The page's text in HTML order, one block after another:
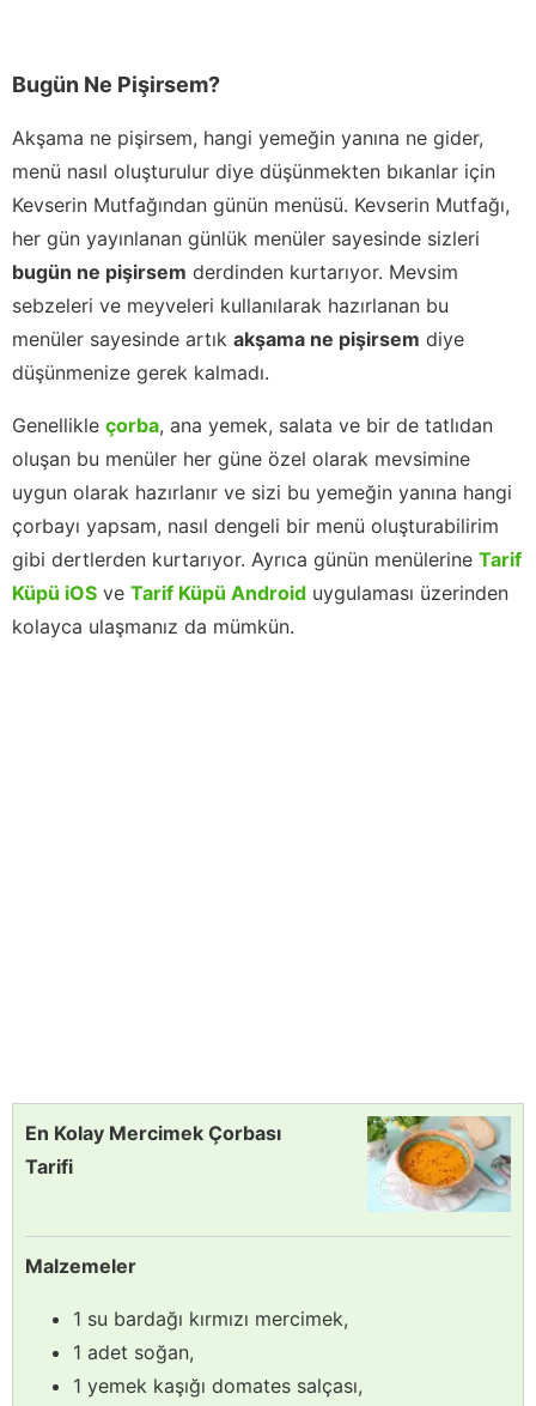
Bugün Ne Pişirsem?
Akşama ne pişirsem, hangi yemeğin yanına ne gider,
menü nasıl oluşturulur diye düşünmekten bıkanlar için
Kevserin Mutfağından günün menüsü. Kevserin Mutfağı,
her gün yayınlanan günlük menüler sayesinde sizleri
bugün ne pişirsem derdinden kurtarıyor. Mevsim
sebzeleri ve meyveleri kullanılarak hazırlanan bu
menüler sayesinde artık akşama ne pişirsem diye
düşünmenize gerek kalmadı.
Genellikle çorba, ana yemek, salata ve bir de tatlıdan
oluşan bu menüler her güne özel olarak mevsimine
uygun olarak hazırlanır ve sizi bu yemeğin yanına hangi
çorbayı yapsam, nasıl dengeli bir menü oluşturabilirim
gibi dertlerden kurtarıyor. Ayrıca günün menülerine Tarif
Küpü iOS ve Tarif Küpü Android uygulaması üzerinden
kolayca ulaşmanız da mümkün.
En Kolay Mercimek Çorbası
Tarifi
Malzemeler
1 su bardağı kırmızı mercimek,
1 adet soğan,
1 yemek kaşığı domates salçası,